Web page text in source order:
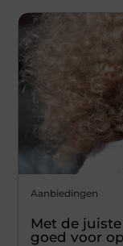
Aanbiedingen
Met de
goed voor